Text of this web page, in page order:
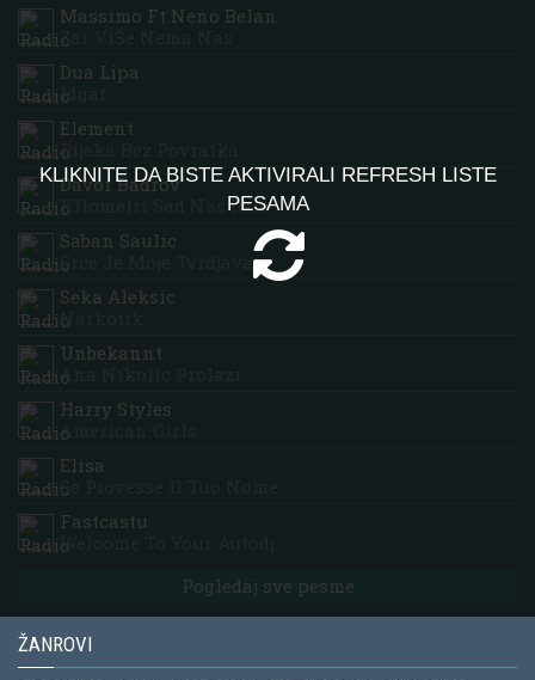
KLIKNITE DA BISTE AKTIVIRALI REFRESH LISTE
PESAMA
Massimo Ft Neno Belan
Zar ViŠe Nema Nas
Dua Lipa
Idgaf
Element
Rijeka Bez Povratka
Davor Badrov
Kilometri Sad Nas Dele
Saban Saulic
Srce Je Moje Tvrdjava
Seka Aleksic
Narkotik
Unbekannt
Ana Nikolic Prolazi
Harry Styles
American Girls
Elisa
Se Piovesse Il Tuo Nome
Fastcastu
Welcome To Your Autodj
Pogledaj sve pesme
ŽANROVI